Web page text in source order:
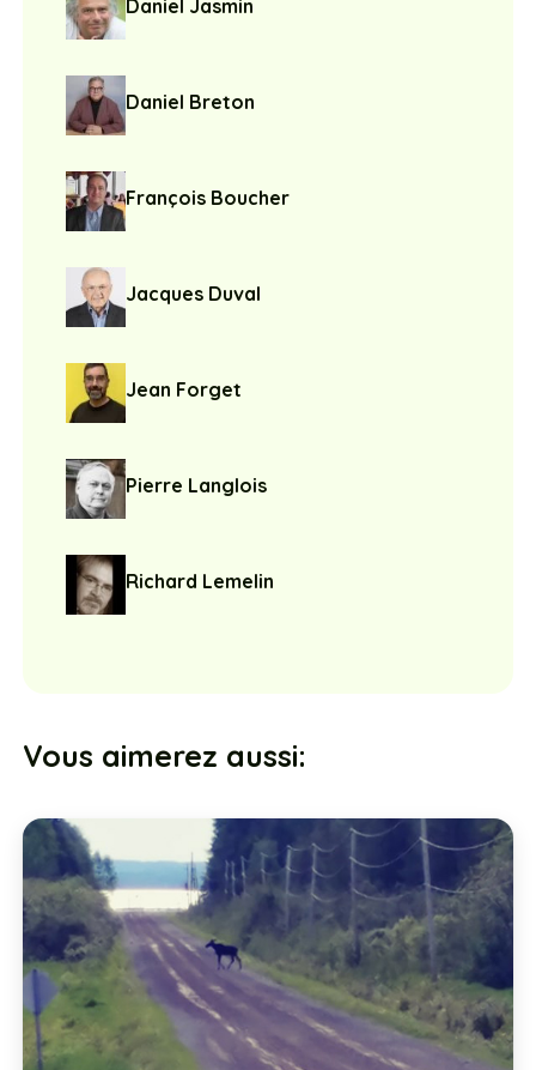
Daniel Jasmin
Daniel Breton
François Boucher
Jacques Duval
Jean Forget
Pierre Langlois
Richard Lemelin
Vous aimerez aussi: